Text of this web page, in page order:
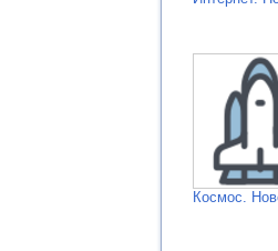
Космос.